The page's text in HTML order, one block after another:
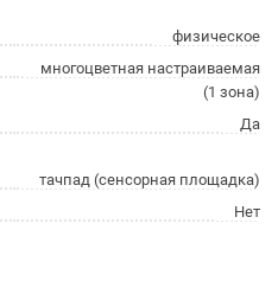
физическое
многоцветная настраиваемая
(1 зона)
Да
тачпад (сенсорная площадка)
Нет